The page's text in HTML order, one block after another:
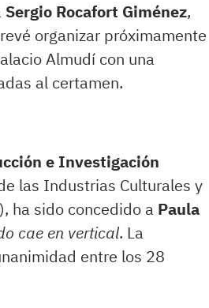
Sergio Rocafort Giménez,
organizar próximamente
Almudí con una
al certamen.
e Investigación
las Industrias Culturales y
ha sido concedido a Paula
cae en vertical. La
entre los 28